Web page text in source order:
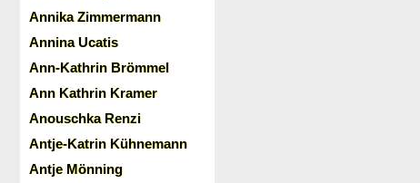
Annika Zimmermann
Annina Ucatis
Ann-Kathrin Brömmel
Ann Kathrin Kramer
Anouschka Renzi
Antje-Katrin Kühnemann
Antje Mönning